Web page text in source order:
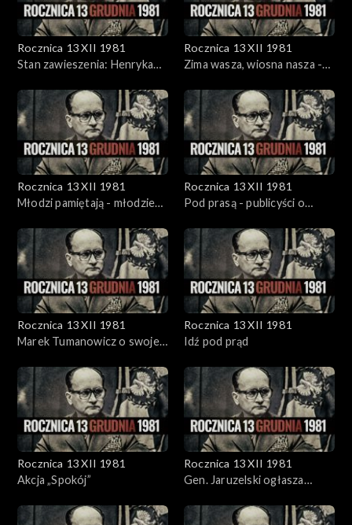
Rocznica 13 XII 1981
Stan zawieszenia: Henryka
Rocznica 13 XII 1981
Zima wasza, wiosna nasza -
Rocznica 13 XII 1981
Młodzi pamiętają - młodzież
wojennego
Rocznica 13 XII 1981
Pod prasą - publicyści o
Rocznica 13 XII 1981
Marek Tumanowicz o swojej
stanu wojennego
Rocznica 13 XII 1981
Idź pod prąd
Rocznica 13 XII 1981
Akcja „Spokój”
Rocznica 13 XII 1981
Gen. Jaruzelski ogłasza
wojennego (13.12.1981r.)